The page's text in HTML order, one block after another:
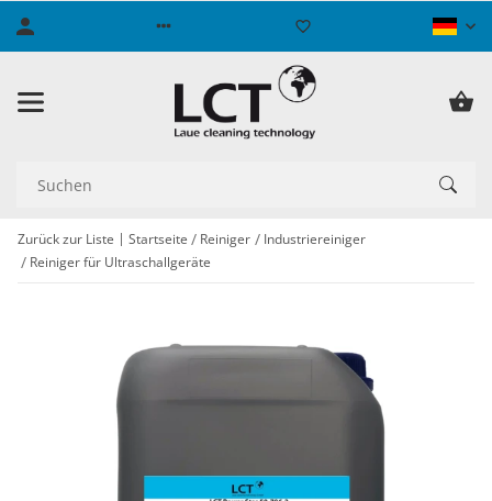
Zurück zur Liste Startseite Reiniger
Industriereiniger
Reiniger für Ultraschallgeräte